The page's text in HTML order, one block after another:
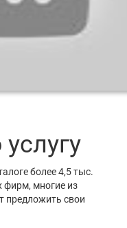
более 4,5 тыс.
фирм, многие из
предложить свои